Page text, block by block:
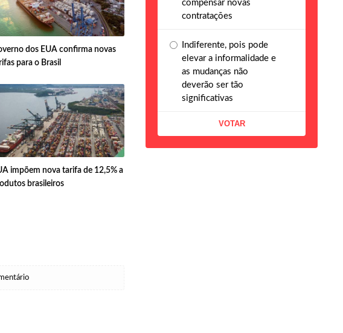
dos EUA confirma novas
para o Brasil
impõem nova tarifa de 12,5% a
brasileiros
compensar novas
contratações
Indiferente, pois pode
elevar a informalidade e
as mudanças não
deverão ser tão
significativas